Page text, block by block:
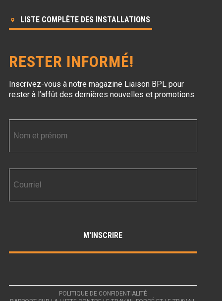
LISTE COMPLÈTE DES INSTALLATIONS
RESTER INFORMÉ!
Inscrivez-vous à notre magazine Liaison BPLpour
rester à l’affût des dernières nouvelles et promotions.
POLITIQUE DE CONFIDENTIALITÉ